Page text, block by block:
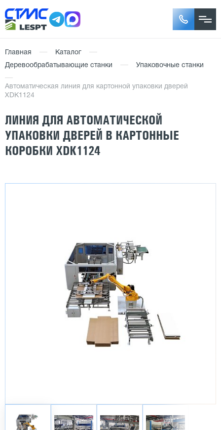
Главная
Каталог
Деревообрабатывающие станки
Упаковочные станки
Автоматическая линия для картонной упаковки дверей
XDK1124
ЛИНИЯ ДЛЯ АВТОМАТИЧЕСКОЙ
УПАКОВКИ ДВЕРЕЙ В КАРТОННЫЕ
КОРОБКИ XDK1124